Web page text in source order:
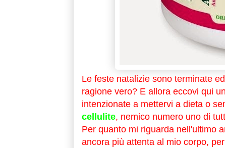
Le feste natalizie sono terminate
ragione vero? E allora eccovi qui
intenzionate a mettervi a dieta o
cellulite, nemico numero uno di
Per quanto mi riguarda nell'ultimo
ancora più attenta al mio corpo,